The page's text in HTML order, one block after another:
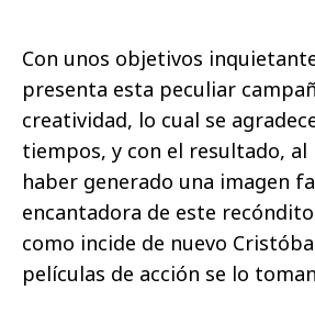
Con unos objetivos
presenta esta peculiar
creatividad, lo cual se
tiempos, y con el resultado, al
haber generado una imagen
encantadora de este
como incide de nuevo
películas de acción se lo